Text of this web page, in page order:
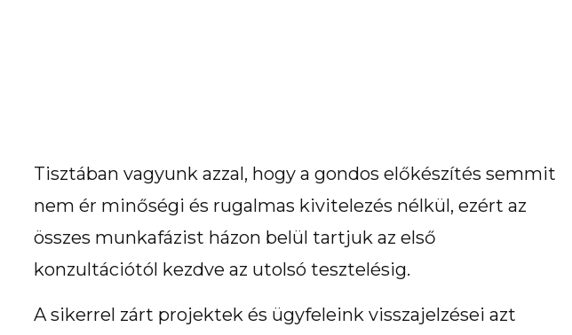
Tisztában vagyunk azzal, hogy a gondos előkészítés semmit
nem ér minőségi és rugalmas kivitelezés nélkül, ezért az
összes munkafázist házon belül tartjuk az első
konzultációtól kezdve az utolsó tesztelésig.
A sikerrel zárt projektek és ügyfeleink visszajelzései azt